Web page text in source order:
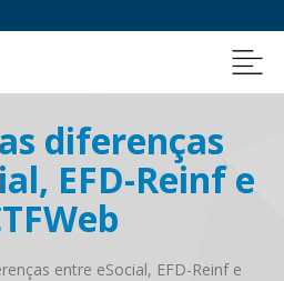
diferenças
EFD-Reinf e
entre eSocial, EFD-Reinf e